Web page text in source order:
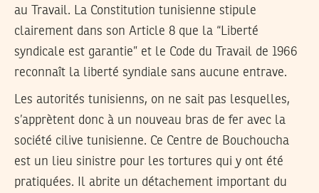
au Travail. La Constitution tunisienne stipule
clairement dans son Article 8 que la “Liberté
syndicale est garantie” et le Code du Travail de 1966
reconnaît la liberté syndiale sans aucune entrave.
Les autorités tunisienns, on ne sait pas lesquelles,
s’apprètent donc à un nouveau bras de fer avec la
société cilive tunisienne. Ce Centre de Bouchoucha
est un lieu sinistre pour les tortures qui y ont été
pratiquées. Il abrite un détachement important du